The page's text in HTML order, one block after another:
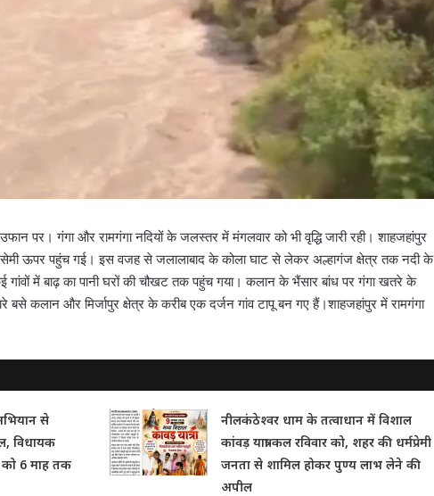
पर। गंगा और रामगंगा नदियों के जलस्तर में मंगलवार को भी वृद्धि जारी रही। शाहजहांपुर
ऊपर पहुंच गई। इस वजह से जलालाबाद के कोला घाट से लेकर अल्हागंज क्षेत्र तक नदी के
गांवों में बाढ़ का पानी घरों की चौखट तक पहुंच गया। कलान के भैंसार बांध पर गंगा खतरे के
बसे कलान और मिर्जापुर क्षेत्र के करीब एक दर्जन गांव टापू बन गए हैं।शाहजहांपुर में रामगंगा
से
विधायक
को 6 माह तक
नीलकंठेश्वर धाम के तत्वाधान में विशाल
कांवड़ यात्रा कल रविवार को, शहर की धर्मप्रेमी
जनता से शामिल होकर पुण्य लाभ लेने की
अपील